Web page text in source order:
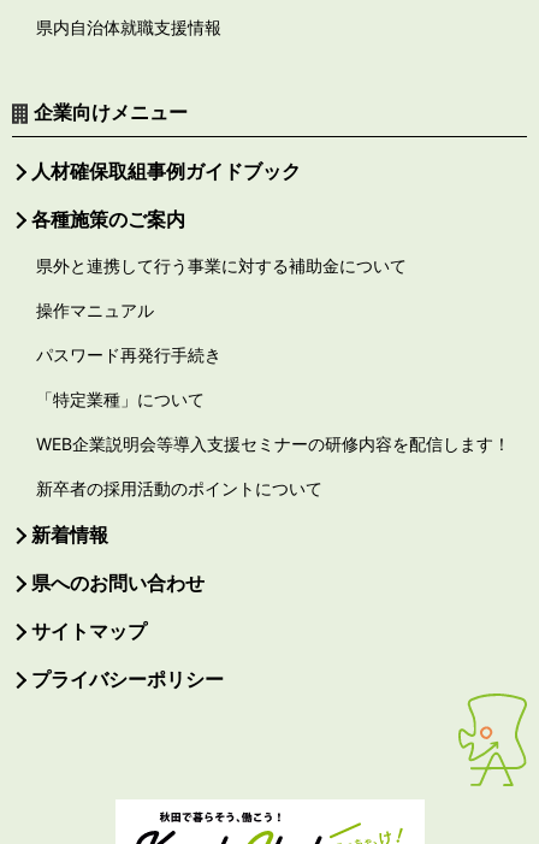
県内自治体就職支援情報
企業向けメニュー
人材確保取組事例ガイドブック
各種施策のご案内
県外と連携して行う事業に対する補助金について
操作マニュアル
パスワード再発行手続き
「特定業種」について
WEB企業説明会等導入支援セミナーの研修内容を配信します！
新卒者の採用活動のポイントについて
新着情報
県へのお問い合わせ
サイトマップ
プライバシーポリシー